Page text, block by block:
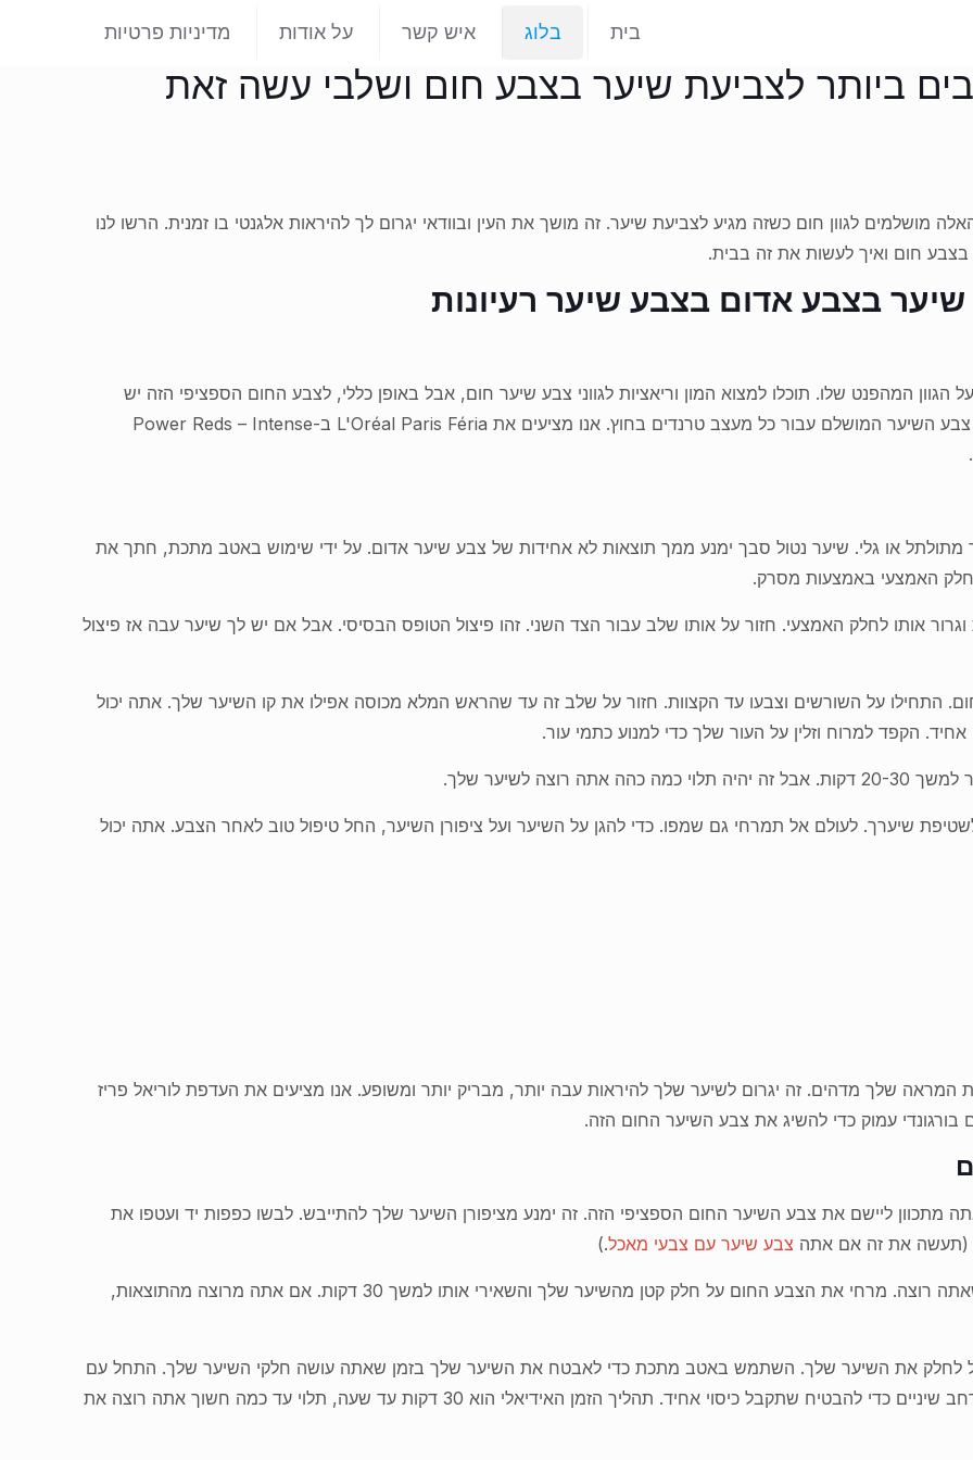
בית בלוג איש קשר על אודות מדיניות פרטיות
ביותר לצביעת שיער בצבע חום ושלבי עשה זאת
מושלמים לגוון חום כשזה מגיע לצביעת שיער. זה מושך את העין ובוודאי יגרום לך להיראות אלגנטי בו זמנית. הרשו לנו
חום ואיך לעשות את זה בבית.
רעיונות
המהפנט שלו. תוכלו למצוא המון וריאציות לגווני צבע שיער חום, אבל באופן כללי, לצבע החום הספציפי הזה יש
שילוב בסיס צבעים תוסס של גוונים אדומים וסגולים. זהו צבע השיער המושלם עבור כל מעצב טרנדים בחוץ. אנו מציעים את L'Oréal Paris Féria ב-Power Reds – Intense
מתולתל או גלי. שיער נטול סבך ימנע ממך תוצאות לא אחידות של צבע שיער אדום. על ידי שימוש באטב מתכת, חתך את
האמצעי באמצעות מסרק.
וגרור אותו לחלק האמצעי. חזור על אותו שלב עבור הצד השני. זהו פיצול הטופס הבסיסי. אבל אם יש לך שיער עבה אז פיצול
התחילו על השורשים וצבעו עד הקצוות. חזור על שלב זה עד שהראש המלא מכוסה אפילו את קו השיער שלך. אתה יכול
הקפד למרוח וזלין על העור שלך כדי למנוע כתמי עור.
שיערך. לעולם אל תמרחי גם שמפו. כדי להגן על השיער ועל ציפורן השיער, החל טיפול טוב לאחר הצבע. אתה יכול
שלך מדהים. זה יגרום לשיער שלך להיראות עבה יותר, מבריק יותר ומשופע. אנו מציעים את העדפת לוריאל פריז
בורגונדי עמוק כדי להשיג את צבע השיער החום הזה.
מתכוון ליישם את צבע השיער החום הספציפי הזה. זה ימנע מציפורן השיער שלך להתייבש. לבשו כפפות יד ועטפו את
(תעשה את זה אם אתה צבע שיער עם צבעי מאכל.)
שלב 2: בצע בדיקת גדיל. זה יעזור לך להשיג את הצבע שאתה רוצה. מרחי את הצבע החום על חלק קטן מהשיער שלך והשאירי אותו למשך 30 דקות. אם אתה מרוצה מהתוצאות,
לחלק את השיער שלך. השתמש באטב מתכת כדי לאבטח את השיער שלך בזמן שאתה עושה חלקי השיער שלך. התחל עם
השורשים שלך עד הקצוות. אתה יכול להשתמש במסרק רחב שיניים כדי להבטיח שתקבל כיסוי אחיד. תהליך הזמן האידיאלי הוא 30 דקות עד שעה, תלוי עד כמה חשוך אתה רוצה את